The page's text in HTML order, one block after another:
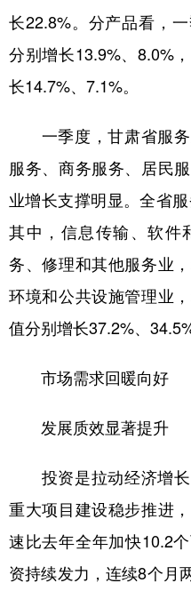
长22.8%。分产品看，
分别增长13.9%、8.0%
长14.7%、7.1%。
一季度，甘肃省服务
服务、商务服务、居民
业增长支撑明显。全省
其中，信息传输、软件
务、修理和其他服务业
环境和公共设施管理业
值分别增长37.2%、
市场需求回暖向好
发展质效显著提升
投资是拉动经济增长
重大项目建设稳步推进
速比去年全年加快10.2
资持续发力，连续8个月